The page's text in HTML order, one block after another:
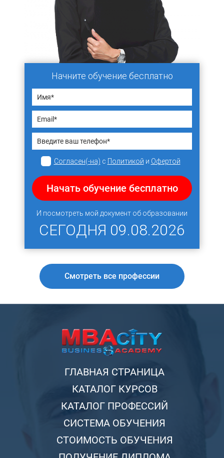
Начните обучение бесплатно
Согласен(-на) с Политикой и Офертой
Начать обучение бесплатно
И посмотреть мой документ об образовании
СЕГОДНЯ 09.08.2026
Смотреть все профессии
ГЛАВНАЯ СТРАНИЦА
КАТАЛОГ КУРСОВ
КАТАЛОГ ПРОФЕССИЙ
СИСТЕМА ОБУЧЕНИЯ
СТОИМОСТЬ ОБУЧЕНИЯ